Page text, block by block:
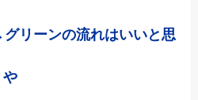
リーンの流れはいいと思
や